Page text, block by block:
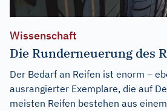
Wissenschaft
Die Runderneuerung des
Der Bedarf an Reifen ist enorm –
ausrangierter Exemplare, die auf
meisten Reifen bestehen aus